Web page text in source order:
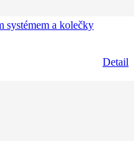
systémem a kolečky
Detail